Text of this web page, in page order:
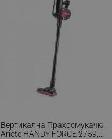
Вертикална Прахосмукачка
Ariete HANDY FORCE 2759,